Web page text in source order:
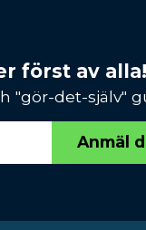
först av alla!
"gör-det-själv"
Anmäl